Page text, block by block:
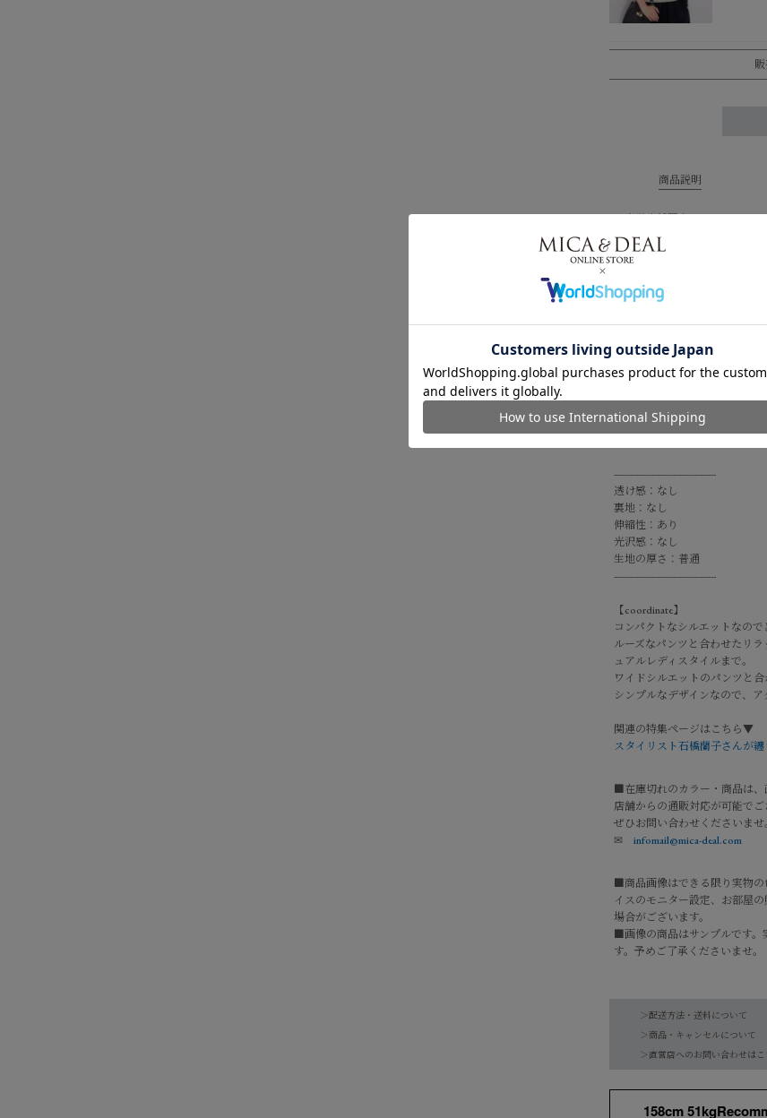
商品説明
★直営店舗限定カラー：
一枚でサマになる大人カジュア
伸縮性に優れた生地を使用した
程よく肉感があり、身体のラ
になりにくい一枚。
カジュアル見えの素材をすっ
込み、大人カジュアルなTシャ
無地は後ろハギを入れ、スタ
太番手の糸を編み立て、ニッ
材です。
天竺にはない、フライスなら
--------------------------------------
透け感：なし
裏地：なし
伸縮性：あり
光沢感：なし
生地の厚さ：普通
--------------------------------------
【coordinate】
コンパクトなシルエットなの
ルーズなパンツと合わせたリ
ュアルレディスタイルまで。
ワイドシルエットのパンツと
シンプルなデザインなので、ア
関連の特集ページはこちら▼
スタイリスト石橋蘭子さんが
■在庫切れのカラー・商品は
店舗からの通販対応が可能でご
ぜひお問い合わせくださいませ。
✉ infomail@mica-deal.com
■商品画像はできる限り実物の
イスのモニター設定、お部屋
場合がございます。
■画像の商品はサンプルです。
す。予めご了承くださいませ。
水洗い可
原産国
日本
【お届け希望日につきまして】
※最短日のお届けとなります。
通常は、平日営業日２～５日以
＞配送方法・送料について
＞商品・キャンセルについて
＞直営店へのお問い合わせはこ
158cm